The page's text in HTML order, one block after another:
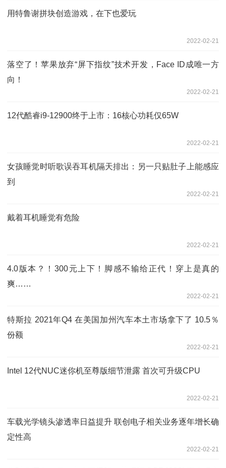
用特鲁谢拼块创造游戏，在下也爱玩
2022-02-21
落空了！苹果放弃“屏下指纹”技术开发，Face ID成唯一方
向！
2022-02-21
12代酷睿i9-12900终于上市：16核心功耗仅65W
2022-02-21
女孩睡觉时听歌误吞耳机隔天排出：另一只贴肚子上能感应
到
2022-02-21
戴着耳机睡觉有危险
2022-02-21
4.0版本？！300元上下！脚感不输给正代！穿上是真的
爽……
2022-02-21
特斯拉 2021年Q4 在美国加州汽车本土市场拿下了 10.5％
份额
2022-02-21
Intel 12代NUC迷你机至尊版细节泄露 首次可升级CPU
2022-02-21
车载光学镜头渗透率日益提升 联创电子相关业务逐年增长确
定性高
2022-02-21